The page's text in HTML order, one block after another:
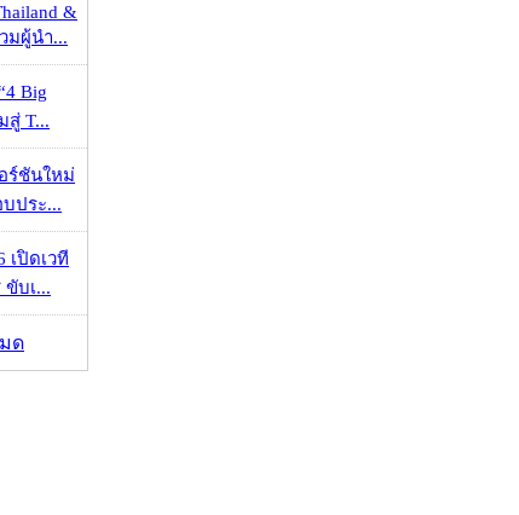
&
มผู้นำ...
Big
สู่ T...
ร์ชันใหม่
บประ...
เปิดเวที
บเ...
ด